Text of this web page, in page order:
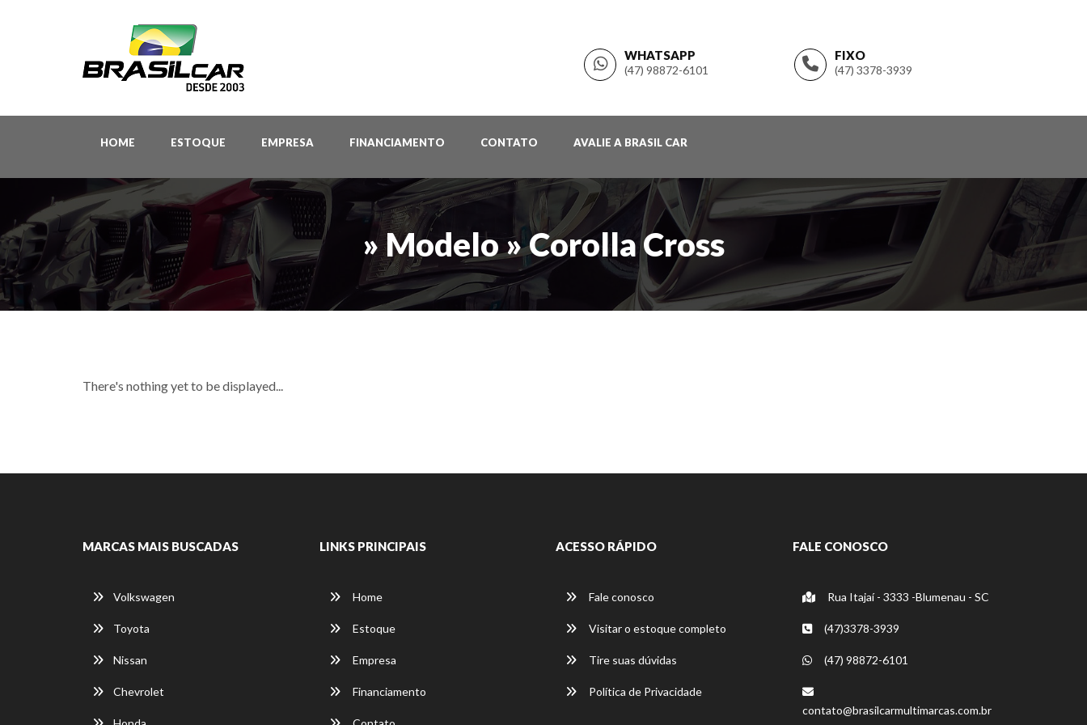
WHATSAPP
(47) 98872-6101
FIXO
(47) 3378-3939
HOME ESTOQUE EMPRESA FINANCIAMENTO CONTATO AVALIE A BRASIL CAR
» Modelo » Corolla Cross
There's nothing yet to be displayed...
MARCAS MAIS BUSCADAS
Volkswagen
Toyota
Nissan
Chevrolet
LINKS PRINCIPAIS
Home
Estoque
Empresa
Financiamento
ACESSO RÁPIDO
Fale conosco
Visitar o estoque completo
Tire suas dúvidas
Política de Privacidade
FALE CONOSCO
Rua Itajaí - 3333 -Blumenau - SC
(47)3378-3939
(47) 98872-6101
contato@brasilcarmultimarcas.com.br